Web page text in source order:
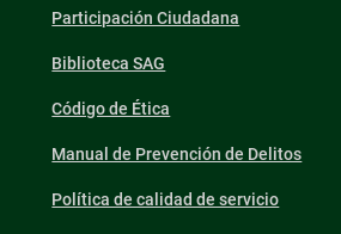
Participación Ciudadana
Biblioteca SAG
Código de Ética
Manual de Prevención de Delitos
Política de calidad de servicio